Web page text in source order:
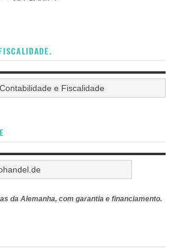
da Alemanha, com garantia e financiamento.